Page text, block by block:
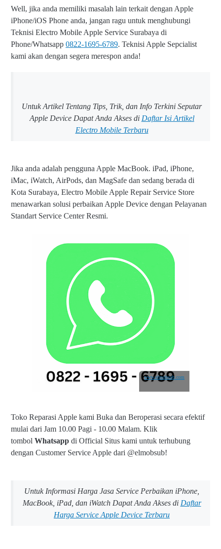
Well, jika anda memiliki masalah lain terkait dengan Apple
iPhone/iOS Phone anda, jangan ragu untuk menghubungi
Teknisi Electro Mobile Apple Service Surabaya di
Phone/Whatsapp 0822-1695-6789. Teknisi Apple Sepcialist
kami akan dengan segera merespon anda!
Untuk Artikel Tentang Tips, Trik, dan Info Terkini Seputar
Apple Device Dapat Anda Akses di Daftar Isi Artikel
Electro Mobile Terbaru
Jika anda adalah pengguna Apple MacBook. iPad, iPhone,
iMac, iWatch, AirPods, dan MagSafe dan sedang berada di
Kota Surabaya, Electro Mobile Apple Repair Service Store
menawarkan solusi perbaikan Apple Device dengan Pelayanan
Standart Service Center Resmi.
www.elmobsub.com
Toko Reparasi Apple kami Buka dan Beroperasi secara efektif
mulai dari Jam 10.00 Pagi - 10.00 Malam. Klik
tombol Whatsapp di Official Situs kami untuk terhubung
dengan Customer Service Apple dari @elmobsub!
Untuk Informasi Harga Jasa Service Perbaikan iPhone,
MacBook, iPad, dan iWatch Dapat Anda Akses di Daftar
Harga Service Apple Device Terbaru